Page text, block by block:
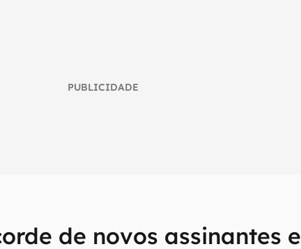
PUBLICIDADE
de novos assinantes e